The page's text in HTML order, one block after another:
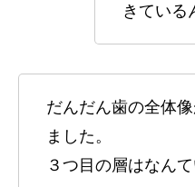
きている
だんだん歯の全体
ました。
３つ目の層はなん